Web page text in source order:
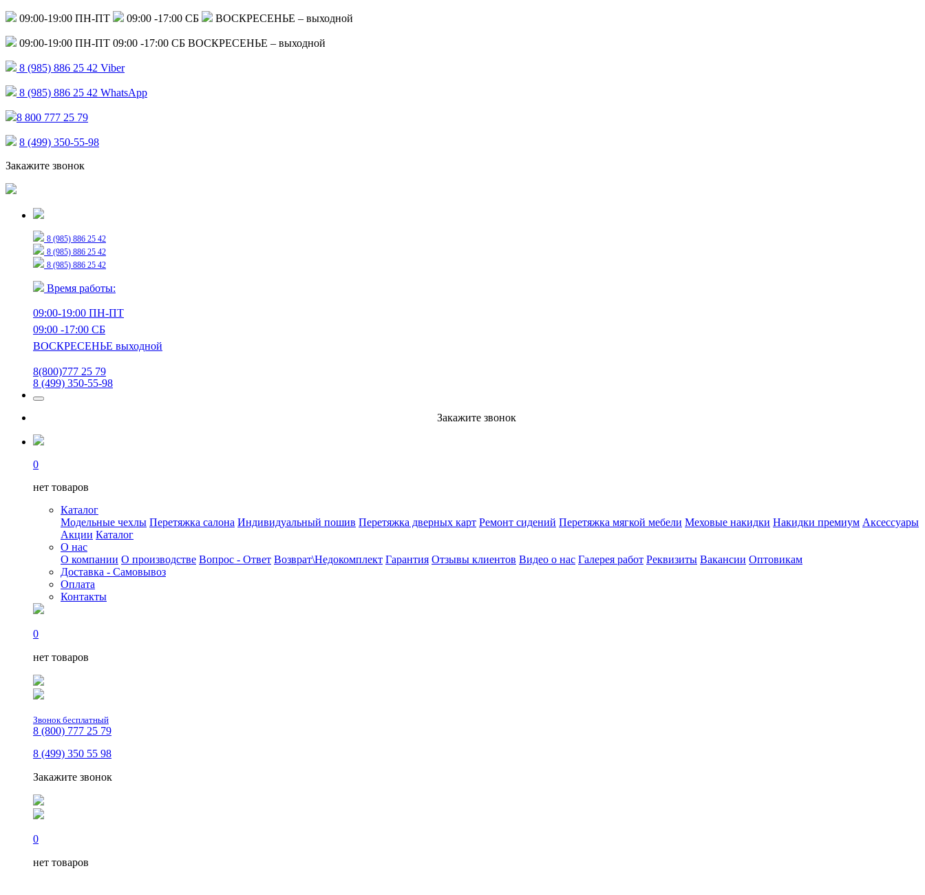
09:00-19:00 ПН-ПТ 09:00 -17:00 СБ ВОСКРЕСЕНЬЕ – выходной
09:00-19:00 ПН-ПТ 09:00 -17:00 СБ ВОСКРЕСЕНЬЕ – выходной
8 (985) 886 25 42 Viber
8 (985) 886 25 42 WhatsApp
8 800 777 25 79
8 (499) 350-55-98
Закажите звонок
8 (985) 886 25 42
8 (985) 886 25 42
8 (985) 886 25 42
Время работы:
09:00-19:00 ПН-ПТ
09:00 -17:00 СБ
ВОСКРЕСЕНЬЕ выходной
8(800)777 25 79
8 (499) 350-55-98
Закажите звонок
0
нет товаров
Каталог
Модельные чехлы Перетяжка салона Индивидуальный пошив Перетяжка дверных карт Ремонт сидений Перетяжка мягкой мебели Меховые накидки Накидки премиум Аксессуары
Акции Каталог
О нас
О компании О производстве Вопрос - Ответ Возврат\Недокомплект Гарантия Отзывы клиентов Видео о нас Галерея работ Реквизиты Вакансии Оптовикам
Доставка - Самовывоз
Оплата
Контакты
0
нет товаров
Звонок бесплатный
8 (800) 777 25 79
8 (499) 350 55 98
Закажите звонок
0
нет товаров